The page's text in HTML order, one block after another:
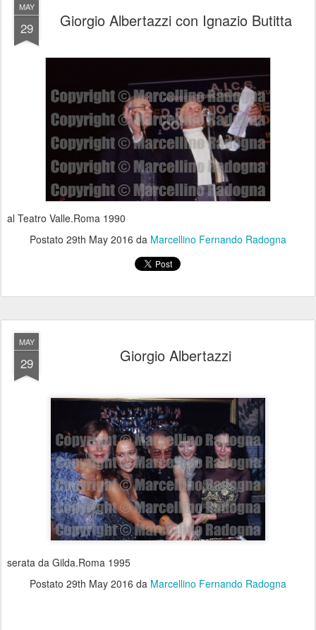
MAY
29 Giorgio Albertazzi con Ignazio Butitta
al Teatro Valle.Roma 1990
Postato 29th May 2016 da Marcellino Fernando Radogna
MAY
29 Giorgio Albertazzi
serata da Gilda.Roma 1995
Postato 29th May 2016 da Marcellino Fernando Radogna